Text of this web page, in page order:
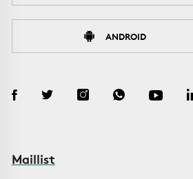
ANDROID
Maillist